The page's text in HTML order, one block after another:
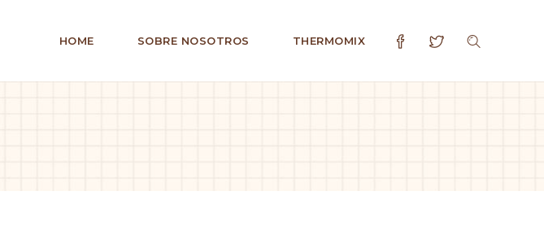
HOME SOBRE NOSOTROS THERMOMIX